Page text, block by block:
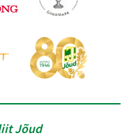
Jõud